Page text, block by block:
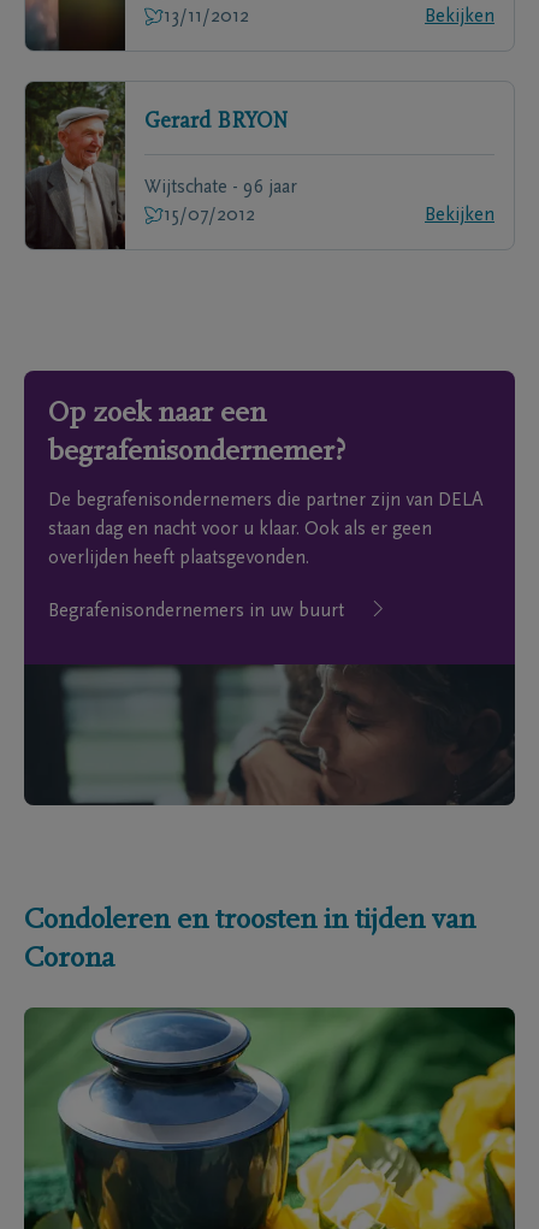
13/11/2012
Bekijken
Gerard BRYON
Wijtschate - 96 jaar
15/07/2012
Bekijken
Op zoek naar een
begrafenisondernemer?
De begrafenisondernemers die partner zijn van DELA
staan dag en nacht voor u klaar. Ook als er geen
overlijden heeft plaatsgevonden.
Begrafenisondernemers in uw buurt
Condoleren en troosten in tijden van
Corona